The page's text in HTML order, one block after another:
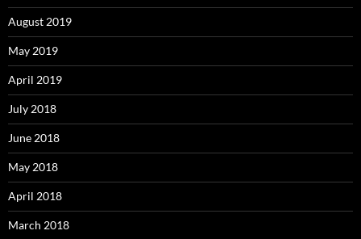
August 2019
May 2019
April 2019
July 2018
June 2018
May 2018
April 2018
March 2018